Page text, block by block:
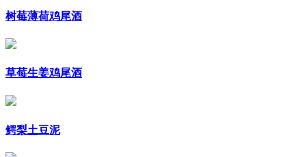
树莓薄荷鸡尾酒
草莓生姜鸡尾酒
鳄梨土豆泥